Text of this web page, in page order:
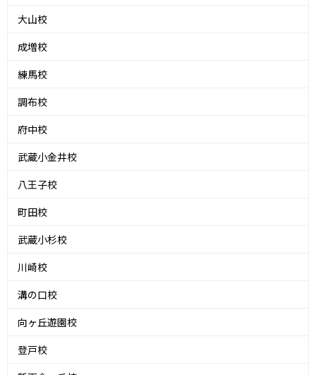
大山校
成増校
練馬校
調布校
府中校
武蔵小金井校
八王子校
町田校
武蔵小杉校
川崎校
溝の口校
向ヶ丘遊園校
登戸校